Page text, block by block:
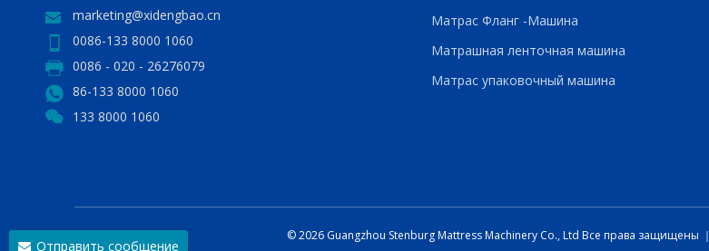
marketing@xidengbao.cn
0086-133 8000 1060
0086 - 020 - 26276079
86-133 8000 1060
133 8000 1060
Матрас Фланг -Машина
Матрашная ленточная машина
Матрас упаковочный машина
Отправить сообщение
©2026Guangzhou Stenburg Mattress Machinery Co., Ltd Все права защищены ｜